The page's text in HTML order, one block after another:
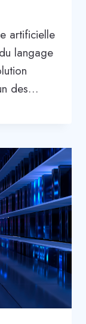
artificielle
langage
des…